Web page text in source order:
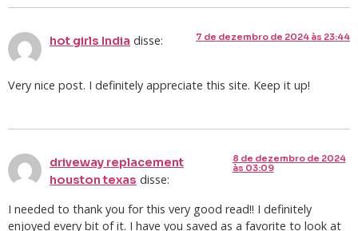
hot girls India disse: 7 de dezembro de 2024 às 23:44
Very nice post. I definitely appreciate this site. Keep it up!
driveway replacement
houston texas disse:
8 de dezembro de 2024
às 03:09
I needed to thank you for this very good read!! I definitely
enjoyed every bit of it. I have you saved as a favorite to look at